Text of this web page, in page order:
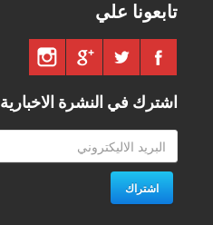
تابعونا علي
اشترك في النشرة الاخبارية
اشتراك